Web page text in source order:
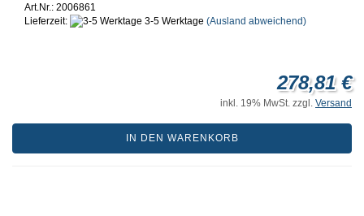
Art.Nr.: 2006861
Lieferzeit:
3-5 Werktage (Ausland abweichend)
278,81 €
inkl. 19% MwSt. zzgl. Versand
IN DEN WARENKORB